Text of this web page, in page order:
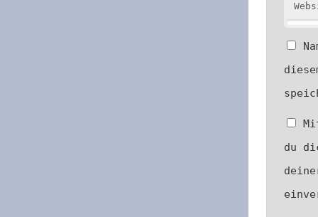
du